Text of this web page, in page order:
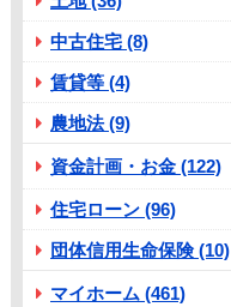
中古住宅 (8)
賃貸等 (4)
農地法 (9)
資金計画・お金 (122)
住宅ローン (96)
団体信用生命保険 (10)
マイホーム (461)